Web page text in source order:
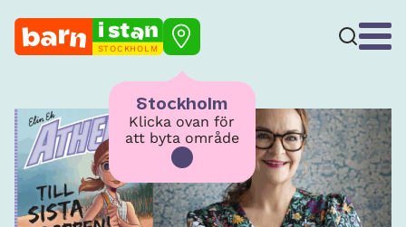
STOCKHOLM
Stockholm
Klicka ovan för
att byta område